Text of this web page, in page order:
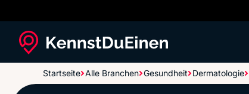
Startseite Alle Branchen Gesundheit Dermatologie